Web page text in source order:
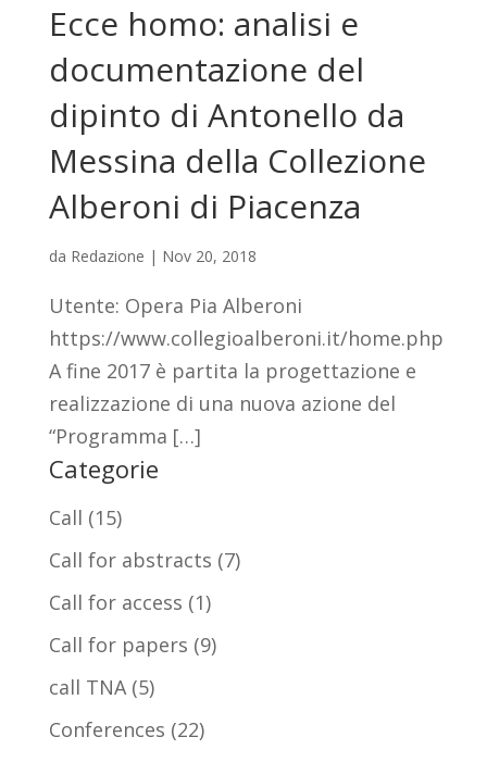
Ecce homo: analisi e
documentazione del
dipinto di Antonello da
Messina della Collezione
Alberoni di Piacenza
da Redazione | Nov 20, 2018
Utente: Opera Pia Alberoni
https://www.collegioalberoni.it/home.php
A fine 2017 è partita la progettazione e
realizzazione di una nuova azione del
“Programma […]
Categorie
Call (15)
Call for abstracts (7)
Call for access (1)
Call for papers (9)
call TNA(5)
Conferences (22)